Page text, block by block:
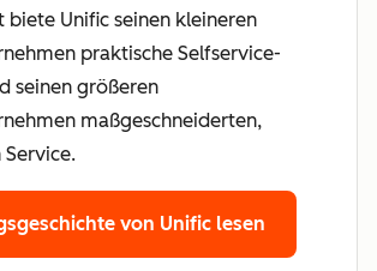
biete Unific seinen kleineren
praktische Selfservice-
seinen größeren
maßgeschneiderten,
Service.
von Unific lesen